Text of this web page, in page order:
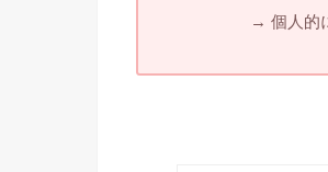
→ 個人的